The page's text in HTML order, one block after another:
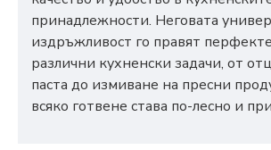
принадлежности. Неговата
издръжливост го правят
различни кухненски задачи, от
паста до измиване на пресни
всяко готвене става по-лесно и